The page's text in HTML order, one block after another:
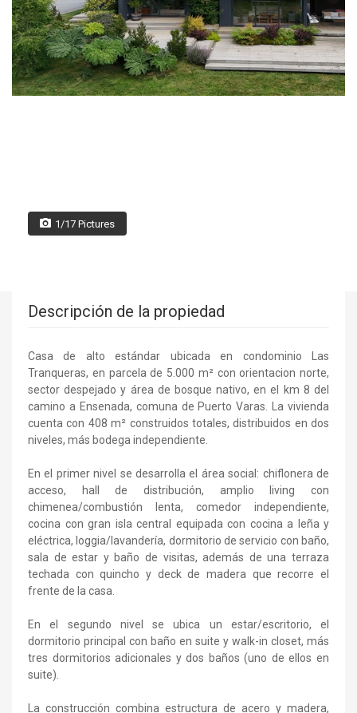
1/17 Pictures
Descripción de la propiedad
Casa de alto estándar ubicada en condominio Las
Tranqueras, en parcela de 5.000 m² con orientacion norte,
sector despejado y área de bosque nativo, en el km 8 del
camino a Ensenada, comuna de Puerto Varas. La vivienda
cuenta con 408 m² construidos totales, distribuidos en dos
niveles, más bodega independiente.
En el primer nivel se desarrolla el área social: chiflonera de
acceso, hall de distribución, amplio living con
chimenea/combustión lenta, comedor independiente,
cocina con gran isla central equipada con cocina a leña y
eléctrica, loggia/lavandería, dormitorio de servicio con baño,
sala de estar y baño de visitas, además de una terraza
techada con quincho y deck de madera que recorre el
frente de la casa.
En el segundo nivel se ubica un estar/escritorio, el
dormitorio principal con baño en suite y walk-in closet, más
tres dormitorios adicionales y dos baños (uno de ellos en
suite).
La construcción combina estructura de acero y madera,